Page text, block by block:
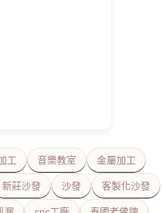
工 音樂教室 金屬加工
新莊沙發 沙發 客製化沙發